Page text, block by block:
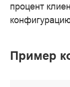
процент
Пример